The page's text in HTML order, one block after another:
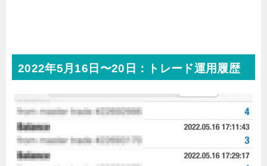
2022年5月16日〜20日：トレード運用履歴